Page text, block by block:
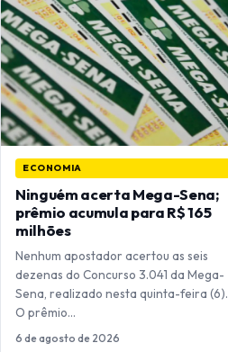
ECONOMIA
Ninguém acerta Mega-Sena;
prêmio acumula para R$ 165
milhões
Nenhum apostador acertou as seis
dezenas do Concurso 3.041 da Mega-
Sena, realizado nesta quinta-feira (6).
O prêmio…
6 de agosto de 2026